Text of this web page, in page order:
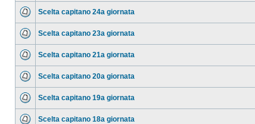
Scelta capitano 24a giornata
Scelta capitano 23a giornata
Scelta capitano 21a giornata
Scelta capitano 20a giornata
Scelta capitano 19a giornata
Scelta capitano 18a giornata